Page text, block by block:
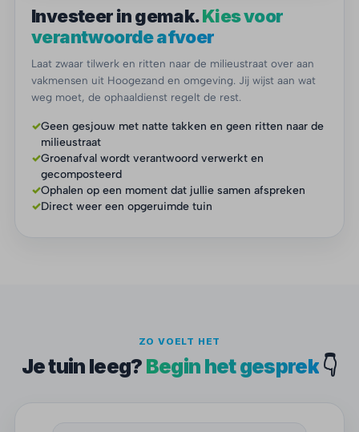
Investeer in gemak.Kies voor
verantwoorde afvoer
Laat zwaar tilwerk en ritten naar de milieustraat over aan
vakmensen uit Hoogezand en omgeving. Jij wijst aan wat
weg moet, de ophaaldienst regelt de rest.
✓Geen gesjouw met natte takken en geen ritten naar de
milieustraat
✓Groenafval wordt verantwoord verwerkt en
gecomposteerd
✓Ophalen op een moment dat jullie samen afspreken
✓Direct weer een opgeruimde tuin
ZO VOELT HET
Je tuin leeg? Begin het gesprek👇